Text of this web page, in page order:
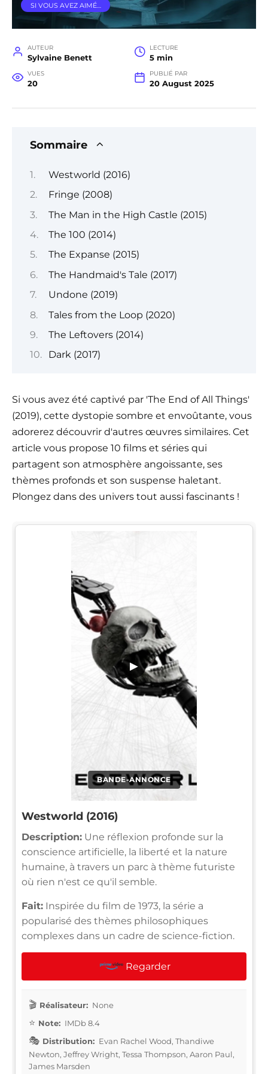
SI VOUS AVEZ AIMÉ…
AUTEUR
Sylvaine Benett
LECTURE
5 min
VUES
20
PUBLIÉ PAR
20 August 2025
Sommaire
Westworld (2016)
Fringe (2008)
The Man in the High Castle (2015)
The 100 (2014)
The Expanse (2015)
The Handmaid's Tale (2017)
Undone (2019)
Tales from the Loop (2020)
The Leftovers (2014)
Dark (2017)
Si vous avez été captivé par 'The End of All Things'
(2019), cette dystopie sombre et envoûtante, vous
adorerez découvrir d'autres œuvres similaires. Cet
article vous propose 10 films et séries qui
partagent son atmosphère angoissante, ses
thèmes profonds et son suspense haletant.
Plongez dans des univers tout aussi fascinants !
BANDE-ANNONCE
▶
Westworld (2016)
Description: Une réflexion profonde sur la
conscience artificielle, la liberté et la nature
humaine, à travers un parc à thème futuriste
où rien n'est ce qu'il semble.
Fait: Inspirée du film de 1973, la série a
popularisé des thèmes philosophiques
complexes dans un cadre de science-fiction.
Regarder
Réalisateur: None
Note: IMDb 8.4
Distribution: Evan Rachel Wood, Thandiwe
Newton, Jeffrey Wright, Tessa Thompson, Aaron Paul,
James Marsden